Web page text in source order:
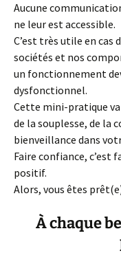
Aucune
ne leur est accessible.
C’est très utile en cas
sociétés et nos
un fonctionnement
dysfonctionnel.
Cette mini-pratique
de la souplesse, de la
bienveillance dans
Faire confiance, c’est
positif.
Alors, vous êtes
À chaque